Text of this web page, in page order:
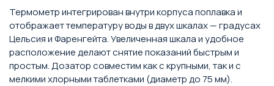
Термометр интегрирован внутри корпуса поплавка и
отображает температуру воды в двух шкалах — градусах
Цельсия и Фаренгейта. Увеличенная шкала и удобное
расположение делают снятие показаний быстрым и
простым. Дозатор совместим как с крупными, так и с
мелкими хлорными таблетками (диаметр до 75 мм).